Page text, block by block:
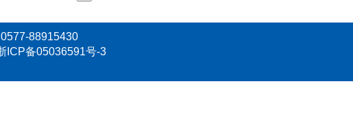
88915430
ICP备05036591号-3